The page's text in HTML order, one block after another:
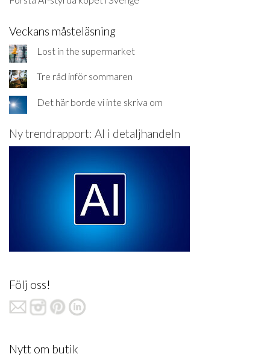
Veckans måsteläsning
Lost in the supermarket
Tre råd inför sommaren
Det här borde vi inte skriva om
Ny trendrapport: AI i detaljhandeln
Följ oss!
Nytt om butik